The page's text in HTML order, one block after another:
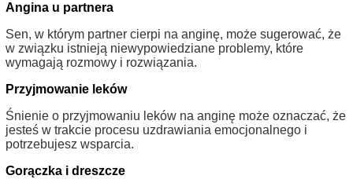
Angina u partnera
Sen, w którym partner cierpi na anginę, może sugerować, że
w związku istnieją niewypowiedziane problemy, które
wymagają rozmowy i rozwiązania.
Przyjmowanie leków
Śnienie o przyjmowaniu leków na anginę może oznaczać, że
jesteś w trakcie procesu uzdrawiania emocjonalnego i
potrzebujesz wsparcia.
Gorączka i dreszcze